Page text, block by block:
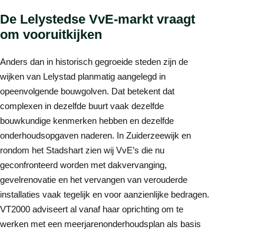
De Lelystedse VvE-markt vraagt
om vooruitkijken
Anders dan in historisch gegroeide steden zijn de
wijken van Lelystad planmatig aangelegd in
opeenvolgende bouwgolven. Dat betekent dat
complexen in dezelfde buurt vaak dezelfde
bouwkundige kenmerken hebben en dezelfde
onderhoudsopgaven naderen. In Zuiderzeewijk en
rondom het Stadshart zien wij VvE’s die nu
geconfronteerd worden met dakvervanging,
gevelrenovatie en het vervangen van verouderde
installaties vaak tegelijk en voor aanzienlijke bedragen.
VT2000 adviseert al vanaf haar oprichting om te
werken met een meerjarenonderhoudsplan als basis